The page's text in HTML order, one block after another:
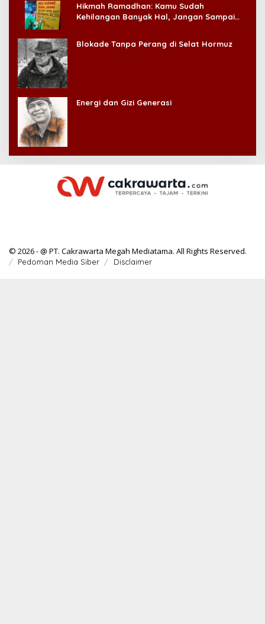
Hikmah Ramadhan: Kamu Sudah
Kehilangan Banyak Hal, Jangan Sampai
Blokade Tanpa Perang di Selat Hormuz
Energi dan Gizi Generasi
© 2026 - @ PT. Cakrawarta Megah Mediatama. All Rights Reserved.
Pedoman Media Siber Disclaimer